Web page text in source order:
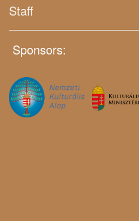
Staff
Sponsors: